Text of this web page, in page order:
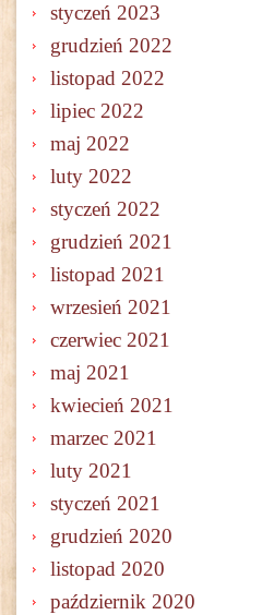
styczeń 2023
grudzień 2022
listopad 2022
lipiec 2022
maj 2022
luty 2022
styczeń 2022
grudzień 2021
listopad 2021
wrzesień 2021
czerwiec 2021
maj 2021
kwiecień 2021
marzec 2021
luty 2021
styczeń 2021
grudzień 2020
listopad 2020
październik 2020